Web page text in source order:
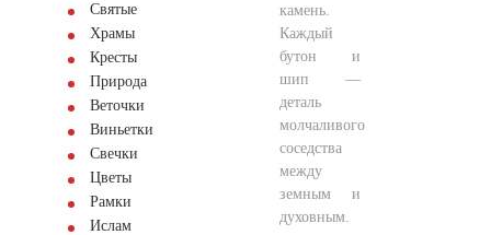
Святые
Храмы
Кресты
Природа
Веточки
Виньетки
Свечки
Цветы
Рамки
Ислам
камень.
Каждый
бутон и
шип —
деталь
молчаливого
соседства
между
земным и
духовным.